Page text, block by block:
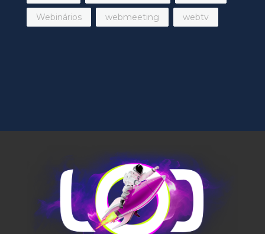
Webinários webmeeting webtv